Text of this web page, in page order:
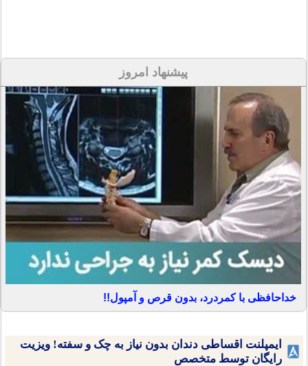
پیشنهاد امروز
خداحافظی با کمردرد، بدون قرص و آمپول!!
ایمپلنت اقساطی دندان بدون نیاز به چک و سفته! ویزیت
رایگان توسط متخصص